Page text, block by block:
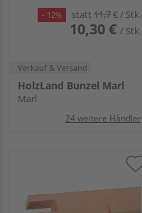
- 12% statt 11,7€/ Stk.
10,30 € / Stk.
Verkauf & Versand
HolzLand Bunzel Marl
Marl
24 weitere Händler